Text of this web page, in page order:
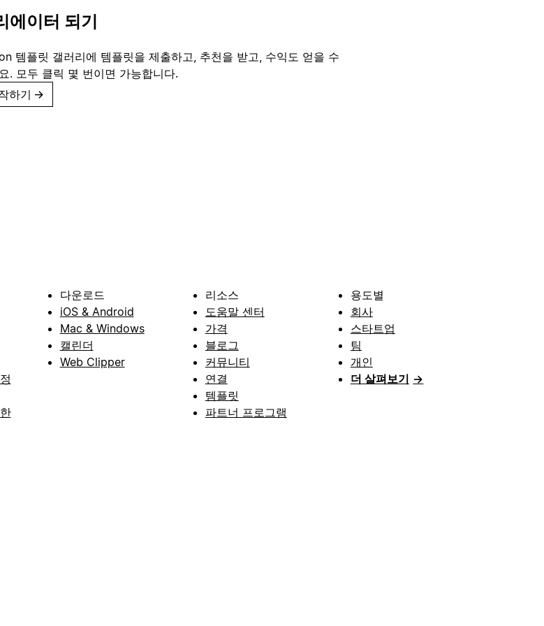
에이터 되기
템플릿 갤러리에 템플릿을 제출하고, 추천을 받고, 수익도 얻을 수
. 모두 클릭 몇 번이면 가능합니다.
하기 →
다운로드
iOS & Android
Mac & Windows
캘린더
Web Clipper
리소스
도움말 센터
가격
블로그
커뮤니티
연결
템플릿
파트너 프로그램
용도별
회사
스타트업
팀
개인
더 살펴보기 →